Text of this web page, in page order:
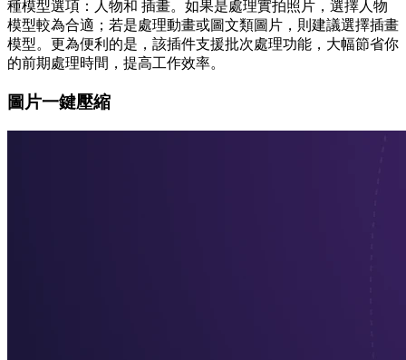
種模型選項：人物和 插畫。如果是處理實拍照片，選擇人物
模型較為合適；若是處理動畫或圖文類圖片，則建議選擇插畫
模型。更為便利的是，該插件支援批次處理功能，大幅節省你
的前期處理時間，提高工作效率。
圖片一鍵壓縮